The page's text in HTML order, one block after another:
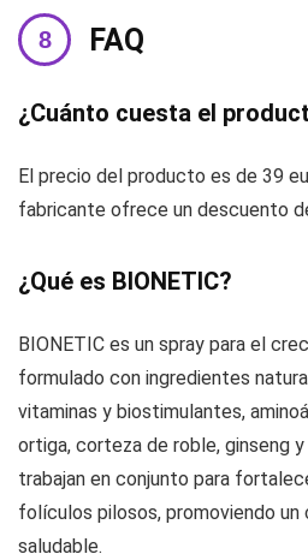
FAQ
¿Cuánto cuesta el
El precio del producto es de 39
fabricante ofrece un descuento
¿Qué es BIONETIC?
BIONETIC es un spray para el
formulado con ingredientes
vitaminas y biostimulantes,
ortiga, corteza de roble, ginseng
trabajan en conjunto para
folículos pilosos, promoviendo
saludable.